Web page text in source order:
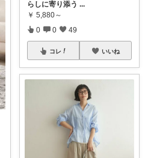
らしに寄り添う ...
￥ 5,880～
0 0 49
コレ いいね